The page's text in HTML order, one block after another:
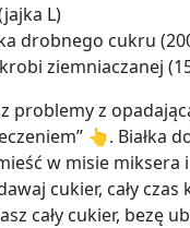
L)
drobnego cukru
ziemniaczanej
problemy z
👆. Białka
w misie
cukier, cały
cały cukier, bezę